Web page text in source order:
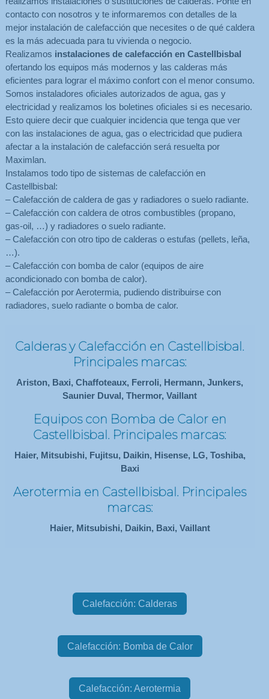
contacto con nosotros y te informaremos con detalles de la
mejor instalación de calefacción que necesites o de qué caldera
es la más adecuada para tu vivienda o negocio.
Realizamos instalaciones de calefacción en Castellbisbal
ofertando los equipos más modernos y las calderas más
eficientes para lograr el máximo confort con el menor consumo.
Somos instaladores oficiales autorizados de agua, gas y
electricidad y realizamos los boletines oficiales si es necesario.
Esto quiere decir que cualquier incidencia que tenga que ver
con las instalaciones de agua, gas o electricidad que pudiera
afectar a la instalación de calefacción será resuelta por
Maximlan.
Instalamos todo tipo de sistemas de calefacción en
Castellbisbal:
– Calefacción de caldera de gas y radiadores o suelo radiante.
– Calefacción con caldera de otros combustibles (propano,
gas-oil, …) y radiadores o suelo radiante.
– Calefacción con otro tipo de calderas o estufas (pellets, leña,
…).
– Calefacción con bomba de calor (equipos de aire
acondicionado con bomba de calor).
– Calefacción por Aerotermia, pudiendo distribuirse con
radiadores, suelo radiante o bomba de calor.
Calderas y Calefacción en Castellbisbal.
Principales marcas:
Ariston, Baxi, Chaffoteaux, Ferroli, Hermann, Junkers,
Saunier Duval, Thermor, Vaillant
Equipos con Bomba de Calor en
Castellbisbal. Principales marcas:
Haier, Mitsubishi, Fujitsu, Daikin, Hisense, LG, Toshiba,
Baxi
Aerotermia en Castellbisbal. Principales
marcas:
Haier, Mitsubishi, Daikin, Baxi, Vaillant
Calefacción: Calderas
Calefacción: Bomba de Calor
Calefacción: Aerotermia